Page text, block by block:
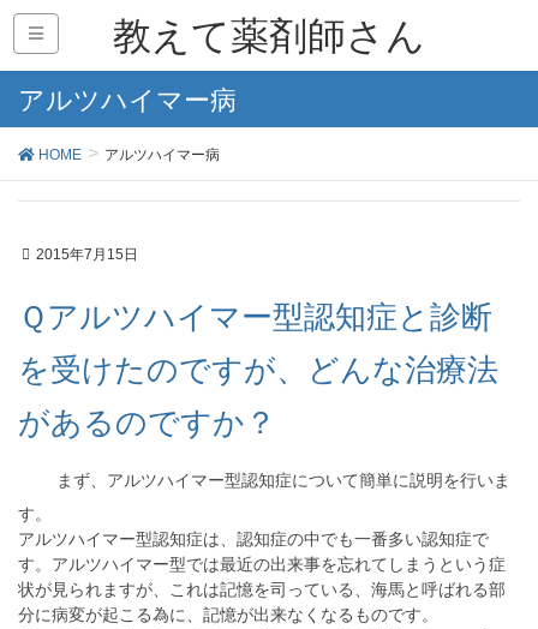
教えて薬剤師さん
アルツハイマー病
HOME アルツハイマー病
2015年7月15日
Ｑアルツハイマー型認知症と診断
を受けたのですが、どんな治療法
があるのですか？
まず、アルツハイマー型認知症について簡単に説明を行いま
す。
アルツハイマー型認知症は、認知症の中でも一番多い認知症で
す。アルツハイマー型では最近の出来事を忘れてしまうという症
状が見られますが、これは記憶を司っている、海馬と呼ばれる部
分に病変が起こる為に、記憶が出来なくなるものです。